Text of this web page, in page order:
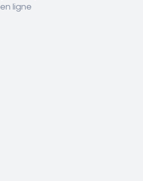
ligne